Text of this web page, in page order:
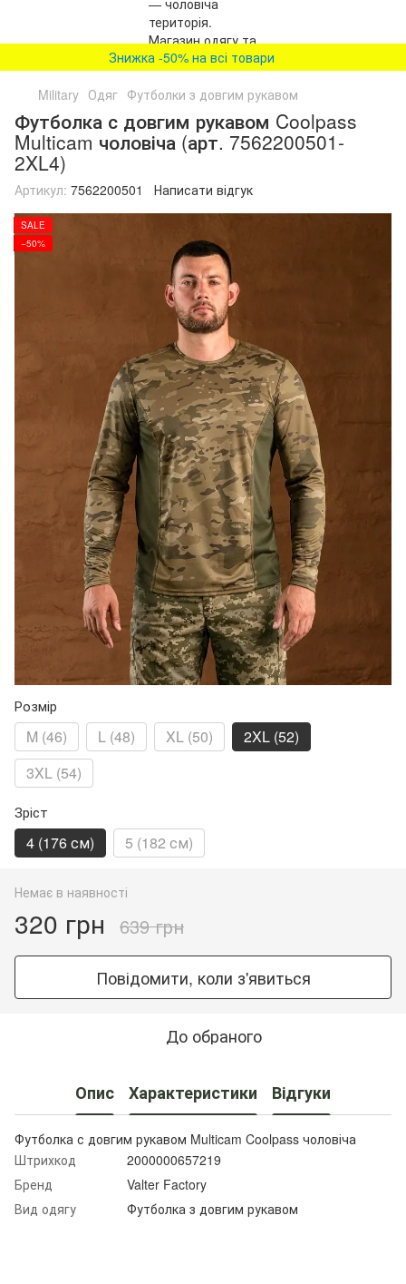
Знижка -50% на всі товари
Military Одяг Футболки з довгим рукавом
Футболка с довгим рукавом Coolpass
Multicam чоловіча (арт. 7562200501-
2XL4)
Артикул: 7562200501 Написати відгук
SALE
−50%
Розмір
M (46) L (48) XL (50)
2XL (52)
3XL (54)
Зріст
4 (176 см) 5 (182 см)
Немає в наявності
320 грн 639 грн
Повідомити, коли з'явиться
До обраного
Опис Характеристики Відгуки
Футболка с довгим рукавом Multicam Coolpass чоловіча
Штрихкод
2000000657219
Бренд
Valter Factory
Вид одягу
Футболка з довгим рукавом